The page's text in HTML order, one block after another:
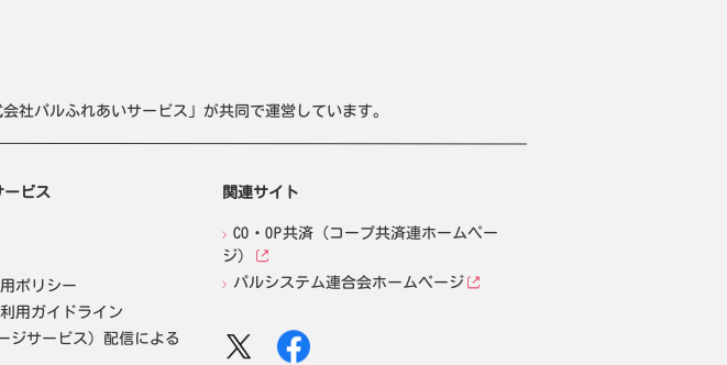
社パルふれあいサービス」が共同で運営しています。
ービス
ポリシー
用ガイドライン
ジサービス）配信による
関連サイト
CO・OP共済（コープ共済連ホームペー
ジ）
パルシステム連合会ホームページ